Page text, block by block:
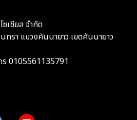
เชียล จำกัด
รา แขวงคันนายาว เขตคันนายาว
ร 0105561135791